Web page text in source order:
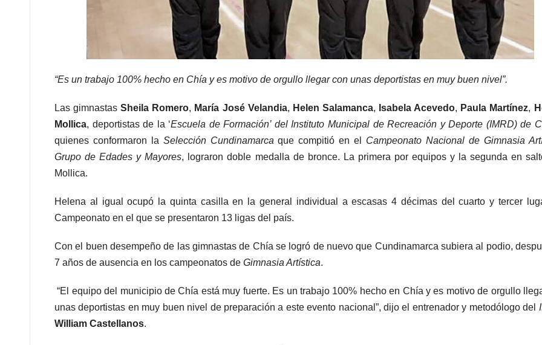
“Es un trabajo 100% hecho en Chía y es motivo de orgullo llegar con unas deportistas en muy buen nivel”.
Las gimnastasSheila Romero, María José Velandia, Helen Salamanca, Isabela Acevedo, Paula Martínez,
Mollica, deportistas de la ‘Escuela de Formación’ del Instituto Municipal de Recreación y Deporte (IMRD) de
quienes conformaron la Selección Cundinamarca que compitió en el Campeonato Nacional de Gimnasia
Grupo de Edades y Mayores, lograron doble medalla de bronce. La primera por equipos y la segunda en
Mollica.
Helena al igual ocupó la quinta casilla en la general individual a escasas 4 décimas del cuarto y tercer
Campeonato en el que se presentaron 13 ligas del país.
Con el buen desempeño de las gimnastas de Chía se logró de nuevo que Cundinamarca subiera al podio,
7 años de ausencia en los campeonatos de Gimnasia Artística.
“El equipo del municipio de Chía está muy fuerte. Es un trabajo 100% hecho en Chía y es motivo de orgullo
unas deportistas en muy buen nivel de preparación a este evento nacional”, dijo el entrenador y metodólogo del
William Castellanos.